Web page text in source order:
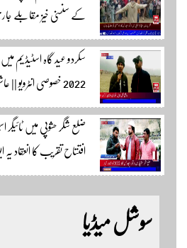
کے سنسنی خیز مقابلے
لطف اندوز ہو رہے ہیں۔
وڈیوز دیکھنے لئے لئے
سکردو عید گاہ اسٹیڈیم
2022 خصوصی
کرکٹ ایسوسیشن کیمرہ
اسپورٹس ایڈیٹر سکردو
یوٹیوب چینل لنک پر
افتتاح تقریب کا انعقاد
اور جشن بہاراں کی
کے زیر اہتمام منعقدہ کیا
مزید اپڈیٹس دیکھنے کےسوشل میڈیا